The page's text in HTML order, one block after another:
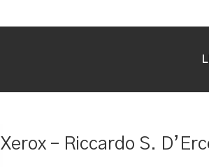
Xerox – Riccardo S.